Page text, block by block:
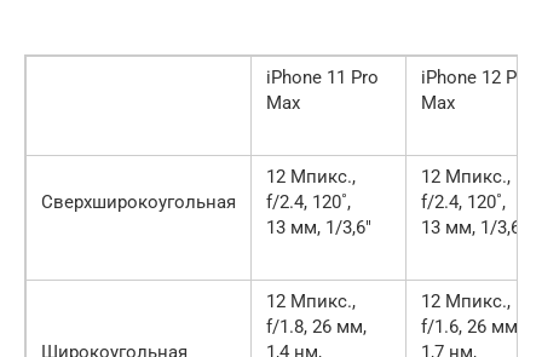
iPhone 11 Pro
Max
iPhone 12 Pro
Max
Сверхширокоугольная
12 Мпикс.,
f/2.4, 120˚,
13 мм, 1/3,6″
12 Мпикс.,
f/2.4, 120˚,
13 мм, 1/3,6″
Широкоугольная
12 Мпикс.,
f/1.8, 26 мм,
1,4 нм,
12 Мпикс.,
f/1.6, 26 мм,
1,7 нм,